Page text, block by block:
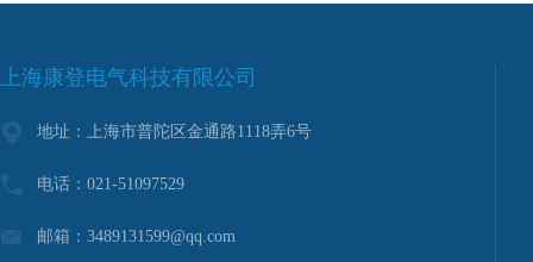
上海康登电气科技有限公司
地址：上海市普陀区金通路1118弄6号
电话：021-51097529
邮箱：3489131599@qq.com